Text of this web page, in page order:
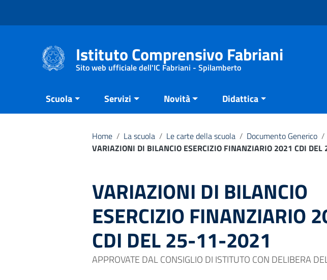
Istituto Comprensivo Fabriani
Sito web ufficiale dell'IC Fabriani - Spilamberto
Scuola Servizi Novità Didattica
Home / La scuola / Le carte della scuola / Documento Generico /
VARIAZIONI DI BILANCIO ESERCIZIO FINANZIARIO 2021 CDI
VARIAZIONI DI BILANCIO
ESERCIZIO FINANZIARIO
CDI DEL 25-11-2021
APPROVATE DAL CONSIGLIO DI ISTITUTO CON DELIBERA